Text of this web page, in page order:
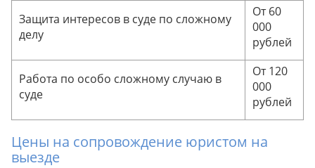
Защита интересов в суде по сложному
делу
От 60
000
рублей
Работа по особо сложному случаю в
суде
От 120
000
рублей
Цены на сопровождение юристом на
выезде